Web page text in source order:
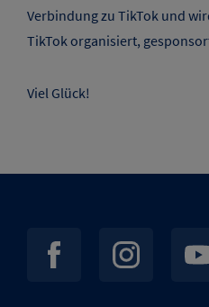
Verbindung zu TikTok und
TikTok organisiert,
Viel Glück!